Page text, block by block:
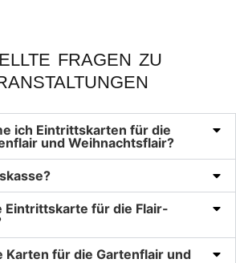
FRAGEN ZU
ich Eintrittskarten für die
und Weihnachtsflair?
Eintrittskarte für die Flair-
Karten für die Gartenflair und